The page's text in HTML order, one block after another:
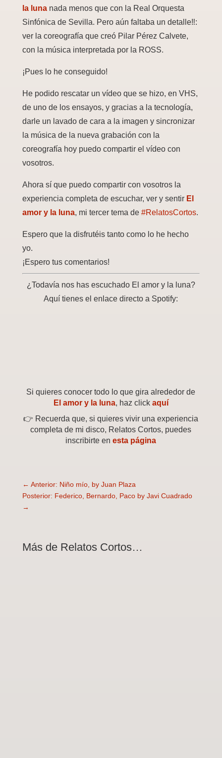
la lunanada menos que con la Real Orquesta
Sinfónica de Sevilla. Pero aún faltaba un detalle‼️:
ver la coreografía que creó Pilar Pérez Calvete,
con la música interpretada por la ROSS.
¡Pues lo he conseguido!
He podido rescatar un vídeo que se hizo, en VHS,
de uno de los ensayos, y gracias a la tecnología,
darle un lavado de cara a la imagen y sincronizar
la música de la nueva grabación con la
coreografía hoy puedo compartir el vídeo con
vosotros.
Ahora sí que puedo compartir con vosotros la
experiencia completa de escuchar, ver y sentir El
amor y la luna, mi tercer tema de #RelatosCortos.
Espero que la disfrutéis tanto como lo he hecho
yo.
¡Espero tus comentarios!
¿Todavía nos has escuchado El amor y la luna?
Aquí tienes el enlace directo a Spotify:
Si quieres conocer todo lo que gira alrededor de
El amor y la luna, haz clickaquí
👉 Recuerda que, si quieres vivir una experiencia
completa de mi disco, Relatos Cortos, puedes
inscribirte enesta página
← Anterior: Niño mío, by Juan Plaza
Posterior: Federico, Bernardo, Paco by Javi Cuadrado
→
Más de Relatos Cortos…